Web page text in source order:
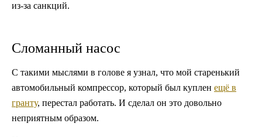
из-за санкций.
Сломанный насос
С такими мыслями в голове я узнал, что мой старенький
автомобильный компрессор, который был куплен ещё в
гранту, перестал работать. И сделал он это довольно
неприятным образом.